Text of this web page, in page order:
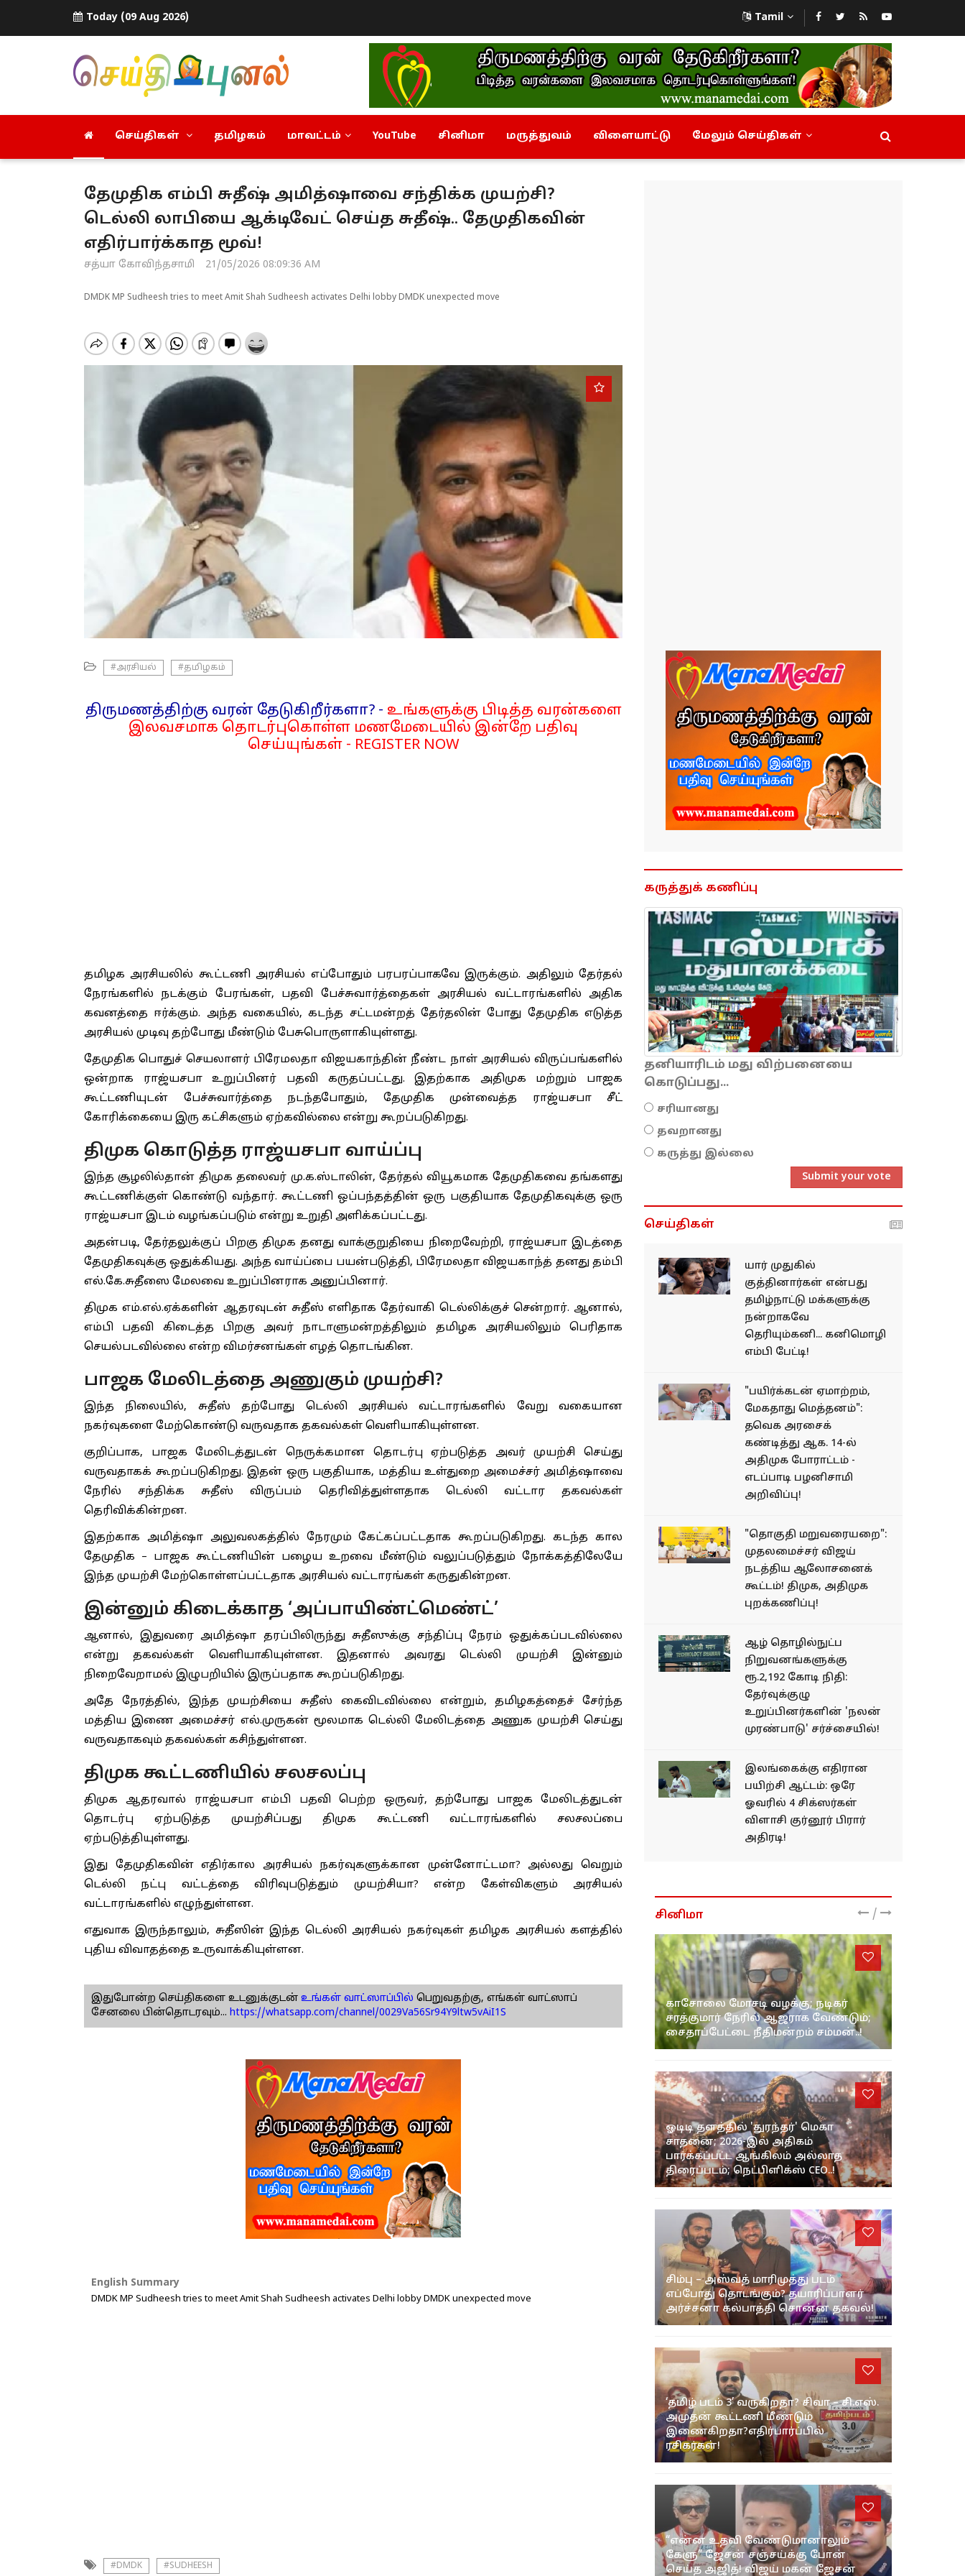
Today (09 Aug 2026) Tamil
செய்திகள் தமிழகம் மாவட்டம் YouTube சினிமா மருத்துவம் விளையாட்டு மேலும் செய்திகள்
தேமுதிக எம்பி சுதீஷ் அமித்ஷாவை சந்திக்க முயற்சி?
டெல்லி லாபியை ஆக்டிவேட் செய்த சுதீஷ்.. தேமுதிகவின்
எதிர்பார்க்காத மூவ்!
சத்யா கோவிந்தசாமி 21/05/2026 08:09:36 AM
DMDK MP Sudheesh tries to meet Amit Shah Sudheesh activates Delhi lobby DMDK unexpected move
#அரசியல் #தமிழகம்
திருமணத்திற்கு வரன் தேடுகிறீர்களா? - உங்களுக்கு பிடித்த வரன்களை
இலவசமாக தொடர்புகொள்ள மணமேடையில் இன்றே பதிவு
செய்யுங்கள் - REGISTER NOW
தமிழக அரசியலில் கூட்டணி அரசியல் எப்போதும் பரபரப்பாகவே இருக்கும். அதிலும் தேர்தல்
நேரங்களில் நடக்கும் பேரங்கள், பதவி பேச்சுவார்த்தைகள் அரசியல் வட்டாரங்களில் அதிக
கவனத்தை ஈர்க்கும். அந்த வகையில், கடந்த சட்டமன்றத் தேர்தலின் போது தேமுதிக எடுத்த
அரசியல் முடிவு தற்போது மீண்டும் பேசுபொருளாகியுள்ளது.
தேமுதிக பொதுச் செயலாளர் பிரேமலதா விஜயகாந்தின் நீண்ட நாள் அரசியல் விருப்பங்களில்
ஒன்றாக ராஜ்யசபா உறுப்பினர் பதவி கருதப்பட்டது. இதற்காக அதிமுக மற்றும் பாஜக
கூட்டணியுடன் பேச்சுவார்த்தை நடந்தபோதும், தேமுதிக முன்வைத்த ராஜ்யசபா சீட்
கோரிக்கையை இரு கட்சிகளும் ஏற்கவில்லை என்று கூறப்படுகிறது.
திமுக கொடுத்த ராஜ்யசபா வாய்ப்பு
இந்த சூழலில்தான் திமுக தலைவர் மு.க.ஸ்டாலின், தேர்தல் வியூகமாக தேமுதிகவை தங்களது
கூட்டணிக்குள் கொண்டு வந்தார். கூட்டணி ஒப்பந்தத்தின் ஒரு பகுதியாக தேமுதிகவுக்கு ஒரு
ராஜ்யசபா இடம் வழங்கப்படும் என்று உறுதி அளிக்கப்பட்டது.
அதன்படி, தேர்தலுக்குப் பிறகு திமுக தனது வாக்குறுதியை நிறைவேற்றி, ராஜ்யசபா இடத்தை
தேமுதிகவுக்கு ஒதுக்கியது. அந்த வாய்ப்பை பயன்படுத்தி, பிரேமலதா விஜயகாந்த் தனது தம்பி
எல்.கே.சுதீஸை மேலவை உறுப்பினராக அனுப்பினார்.
திமுக எம்.எல்.ஏக்களின் ஆதரவுடன் சுதீஸ் எளிதாக தேர்வாகி டெல்லிக்குச் சென்றார். ஆனால்,
எம்பி பதவி கிடைத்த பிறகு அவர் நாடாளுமன்றத்திலும் தமிழக அரசியலிலும் பெரிதாக
செயல்படவில்லை என்ற விமர்சனங்கள் எழத் தொடங்கின.
பாஜக மேலிடத்தை அணுகும் முயற்சி?
இந்த நிலையில், சுதீஸ் தற்போது டெல்லி அரசியல் வட்டாரங்களில் வேறு வகையான
நகர்வுகளை மேற்கொண்டு வருவதாக தகவல்கள் வெளியாகியுள்ளன.
குறிப்பாக, பாஜக மேலிடத்துடன் நெருக்கமான தொடர்பு ஏற்படுத்த அவர் முயற்சி செய்து
வருவதாகக் கூறப்படுகிறது. இதன் ஒரு பகுதியாக, மத்திய உள்துறை அமைச்சர் அமித்ஷாவை
நேரில் சந்திக்க சுதீஸ் விருப்பம் தெரிவித்துள்ளதாக டெல்லி வட்டார தகவல்கள்
தெரிவிக்கின்றன.
இதற்காக அமித்ஷா அலுவலகத்தில் நேரமும் கேட்கப்பட்டதாக கூறப்படுகிறது. கடந்த கால
தேமுதிக – பாஜக கூட்டணியின் பழைய உறவை மீண்டும் வலுப்படுத்தும் நோக்கத்திலேயே
இந்த முயற்சி மேற்கொள்ளப்பட்டதாக அரசியல் வட்டாரங்கள் கருதுகின்றன.
இன்னும் கிடைக்காத ‘அப்பாயிண்ட்மெண்ட்’
ஆனால், இதுவரை அமித்ஷா தரப்பிலிருந்து சுதீஸுக்கு சந்திப்பு நேரம் ஒதுக்கப்படவில்லை
என்று தகவல்கள் வெளியாகியுள்ளன. இதனால் அவரது டெல்லி முயற்சி இன்னும்
நிறைவேறாமல் இழுபறியில் இருப்பதாக கூறப்படுகிறது.
அதே நேரத்தில், இந்த முயற்சியை சுதீஸ் கைவிடவில்லை என்றும், தமிழகத்தைச் சேர்ந்த
மத்திய இணை அமைச்சர் எல்.முருகன் மூலமாக டெல்லி மேலிடத்தை அணுக முயற்சி செய்து
வருவதாகவும் தகவல்கள் கசிந்துள்ளன.
திமுக கூட்டணியில் சலசலப்பு
திமுக ஆதரவால் ராஜ்யசபா எம்பி பதவி பெற்ற ஒருவர், தற்போது பாஜக மேலிடத்துடன்
தொடர்பு ஏற்படுத்த முயற்சிப்பது திமுக கூட்டணி வட்டாரங்களில் சலசலப்பை
ஏற்படுத்தியுள்ளது.
இது தேமுதிகவின் எதிர்கால அரசியல் நகர்வுகளுக்கான முன்னோட்டமா? அல்லது வெறும்
டெல்லி நட்பு வட்டத்தை விரிவுபடுத்தும் முயற்சியா? என்ற கேள்விகளும் அரசியல்
வட்டாரங்களில் எழுந்துள்ளன.
எதுவாக இருந்தாலும், சுதீஸின் இந்த டெல்லி அரசியல் நகர்வுகள் தமிழக அரசியல் களத்தில்
புதிய விவாதத்தை உருவாக்கியுள்ளன.
இதுபோன்ற செய்திகளை உடனுக்குடன் உங்கள் வாட்ஸாப்பில் பெறுவதற்கு, எங்கள் வாட்ஸாப்
சேனலை பின்தொடரவும்... https://whatsapp.com/channel/0029Va56Sr94Y9ltw5vAiI1S
English Summary
DMDK MP Sudheesh tries to meet Amit Shah Sudheesh activates Delhi lobby DMDK unexpected move
#DMDK #SUDHEESH
கருத்துக் கணிப்பு
தனியாரிடம் மது விற்பனையை
கொடுப்பது...
சரியானது
தவறானது
கருத்து இல்லை
Submit your vote
செய்திகள்
யார் முதுகில்
குத்தினார்கள் என்பது
தமிழ்நாட்டு மக்களுக்கு
நன்றாகவே
தெரியும்கனி... கனிமொழி
எம்பி பேட்டி!
"பயிர்க்கடன் ஏமாற்றம்,
மேகதாது மெத்தனம்":
தவெக அரசைக்
கண்டித்து ஆக. 14-ல்
அதிமுக போராட்டம் -
எடப்பாடி பழனிசாமி
அறிவிப்பு!
"தொகுதி மறுவரையறை":
முதலமைச்சர் விஜய்
நடத்திய ஆலோசனைக்
கூட்டம்! திமுக, அதிமுக
புறக்கணிப்பு!
ஆழ் தொழில்நுட்ப
நிறுவனங்களுக்கு
ரூ.2,192 கோடி நிதி:
தேர்வுக்குழு
உறுப்பினர்களின் 'நலன்
முரண்பாடு' சர்ச்சையில்!
இலங்கைக்கு எதிரான
பயிற்சி ஆட்டம்: ஒரே
ஓவரில் 4 சிக்ஸர்கள்
விளாசி குர்னூர் பிரார்
அதிரடி!
சினிமா /
காசோலை மோசடி வழக்கு; நடிகர்
சரத்குமார் நேரில் ஆஜராக வேண்டும்;
சைதாப்பேட்டை நீதிமன்றம் சம்மன்..!
ஓடிடி தளத்தில் 'துரந்தர்' மெகா
சாதனை; 2026-இல் அதிகம்
பார்க்கப்பட்ட ஆங்கிலம் அல்லாத
திரைப்படம்; நெட்பிளிக்ஸ் CEO..!
சிம்பு – அஸ்வத் மாரிமுத்து படம்
எப்போது தொடங்கும்? தயாரிப்பாளர்
அர்ச்சனா கல்பாத்தி சொன்ன தகவல்!
‘தமிழ் படம் 3’ வருகிறதா? சிவா – சி.எஸ்.
அமுதன் கூட்டணி மீண்டும்
இணைகிறதா?எதிர்பார்ப்பில்
ரசிகர்கள்!
“என்ன உதவி வேண்டுமானாலும்
கேளு” ஜேசன் சஞ்சய்க்கு போன்
செய்த அஜித்! விஜய் மகன் ஜேசன்